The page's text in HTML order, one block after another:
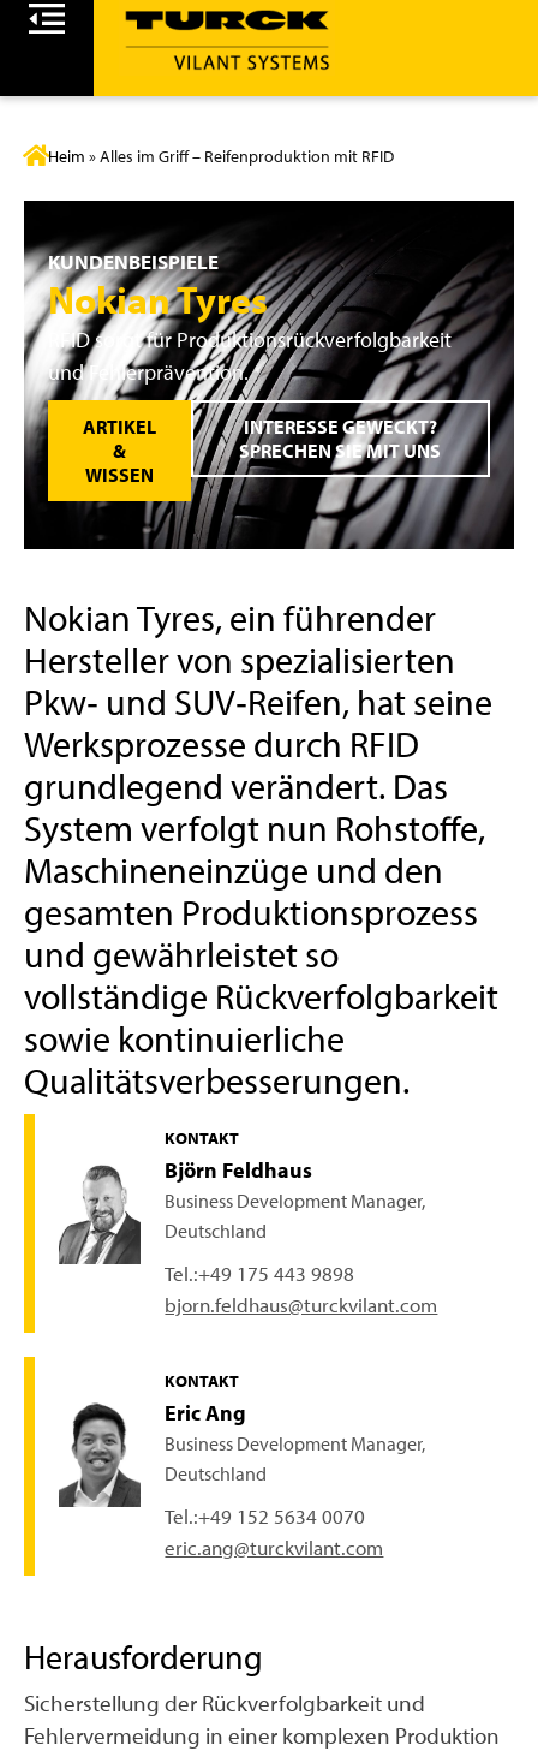
Heim »Alles im Griff – Reifenproduktion mit RFID
KUNDENBEISPIELE
Nokian Tyres
RFID sorgt für Produktionsrückverfolgbarkeit
und Fehlerprävention.
ARTIKEL
&
WISSEN
INTERESSE GEWECKT?
SPRECHEN SIE MIT UNS
Nokian Tyres, ein führender
Hersteller von spezialisierten
Pkw‑ und SUV‑Reifen, hat seine
Werksprozesse durch RFID
grundlegend verändert. Das
System verfolgt nun Rohstoffe,
Maschineneinzüge und den
gesamten Produktionsprozess
und gewährleistet so
vollständige Rückverfolgbarkeit
sowie kontinuierliche
Qualitätsverbesserungen.
KONTAKT
Björn Feldhaus
Business Development Manager,
Deutschland
Tel.:+49 175 443 9898
bjorn.feldhaus@turckvilant.com
KONTAKT
Eric Ang
Business Development Manager,
Deutschland
Tel.:+49 152 5634 0070
eric.ang@turckvilant.com
Herausforderung
Sicherstellung der Rückverfolgbarkeit und
Fehlervermeidung in einer komplexen Produktion